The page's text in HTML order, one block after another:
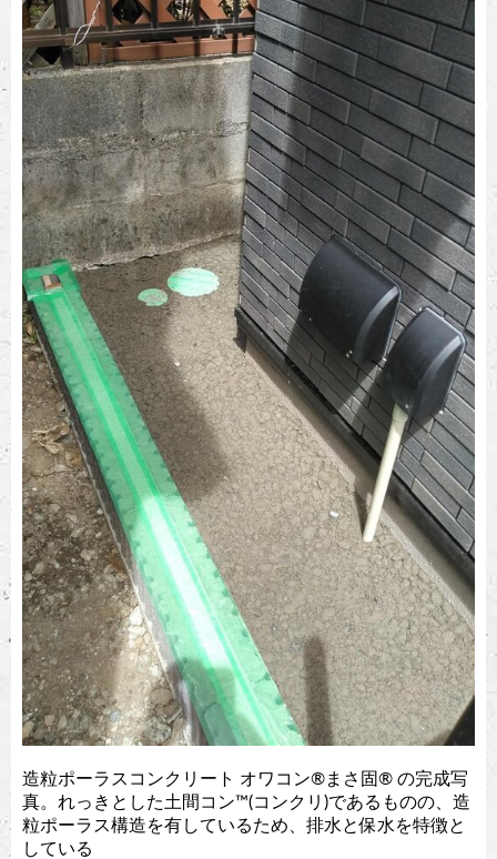
造粒ポーラスコンクリート オワコン®︎まさ固®︎ の完成写
真。れっきとした土間コン™︎(コンクリ)であるものの、造
粒ポーラス構造を有しているため、排水と保水を特徴と
している